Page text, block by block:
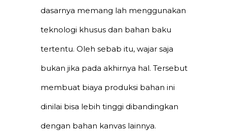
dasarnya memang lah menggunakan
teknologi khusus dan bahan baku
tertentu. Oleh sebab itu, wajar saja
bukan jika pada akhirnya hal. Tersebut
membuat biaya produksi bahan ini
dinilai bisa lebih tinggi dibandingkan
dengan bahan kanvas lainnya.